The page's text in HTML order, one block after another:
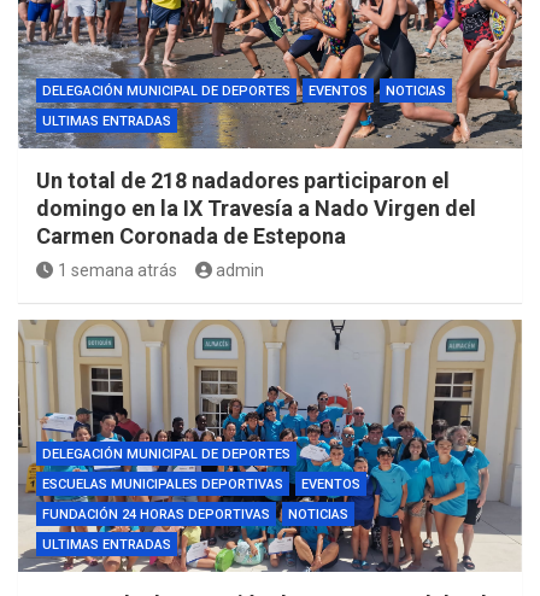
DELEGACIÓN MUNICIPAL DE DEPORTES EVENTOS
NOTICIAS
ULTIMAS ENTRADAS
Un total de 218 nadadores participaron el
domingo en la IX Travesía a Nado Virgen del
Carmen Coronada de Estepona
1 semana atrás admin
DELEGACIÓN MUNICIPAL DE DEPORTES
ESCUELAS MUNICIPALES DEPORTIVAS
EVENTOS
FUNDACIÓN 24 HORAS DEPORTIVAS
NOTICIAS
ULTIMAS ENTRADAS